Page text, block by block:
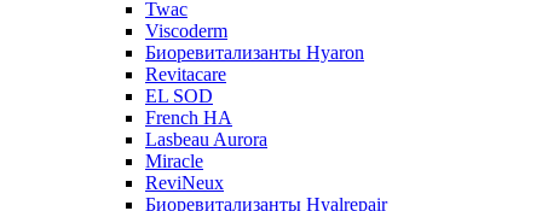
Twac
Viscoderm
Биоревитализанты Hyaron
Revitacare
EL SOD
French HA
Lasbeau Aurora
Miracle
ReviNeux
Биоревитализанты Hyalrepair